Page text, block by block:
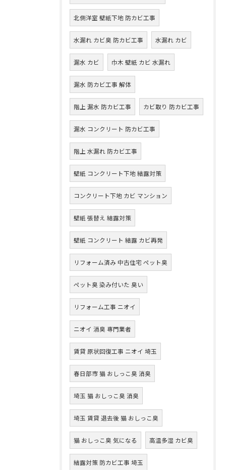
北側洋室 壁紙下地 防カビ工事
水漏れ カビ臭 防カビ工事 水漏れ カビ
漏水 カビ 巾木 壁紙 カビ 水漏れ
漏水 防カビ工事 解体
階上 漏水 防カビ工事 カビ取り 防カビ工事
漏水 コンクリート 防カビ工事
階上 水漏れ 防カビ工事
壁紙 コンクリート下地 結露対策
コンクリート下地 カビ マンション
壁紙 張替え 結露対策
壁紙 コンクリート 結露 カビ再発
リフォーム済み 中古住宅 ペット臭
ペット臭 染み付いた 臭い
リフォーム工事 ニオイ
ニオイ 消臭 専門業者
賃貸 原状回復工事 ニオイ 埼玉
春日部市 猫 おしっこ臭 消臭
埼玉 猫 おしっこ臭 消臭
埼玉 賃貸 退去後 猫 おしっこ臭
猫 おしっこ臭 気になる 高温多湿 カビ臭
結露対策 防カビ工事 埼玉